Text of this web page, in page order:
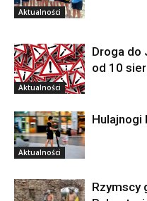
Aktualności
Aktualności
Droga do
od 10
Aktualności
Hulajnogi
Rzymscy